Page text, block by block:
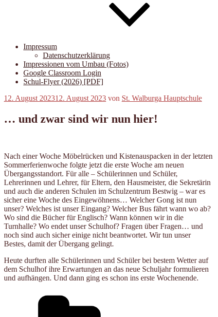
Impressum
Datenschutzerklärung
Impressionen vom Umbau (Fotos)
Google Classroom Login
Schul-Flyer (2026) [PDF]
Veröffentlicht
12. August 202312. August 2023 von St. Walburga Hauptschule
… und zwar sind wir nun hier!
Nach einer Woche Möbelrücken und Kistenauspacken in der letzten
Sommerferienwoche folgte jetzt die erste Woche am neuen
Übergangsstandort. Für alle – Schülerinnen und Schüler,
Lehrerinnen und Lehrer, für Eltern, den Hausmeister, die Sekretärin
und auch die anderen Schulen im Schulzentrum Bestwig – war es
sicher eine Woche des Eingewöhnens… Welcher Gong ist nun
unser? Welches ist unser Eingang? Welcher Bus fährt wann wo ab?
Wo sind die Bücher für Englisch? Wann können wir in die
Turnhalle? Wo endet unser Schulhof? Fragen über Fragen… und
noch sind auch sicher einige nicht beantwortet. Wir tun unser
Bestes, damit der Übergang gelingt.
Heute durften alle Schülerinnen und Schüler bei bestem Wetter auf
dem Schulhof ihre Erwartungen an das neue Schuljahr formulieren
und aufhängen. Und dann ging es schon ins erste Wochenende.